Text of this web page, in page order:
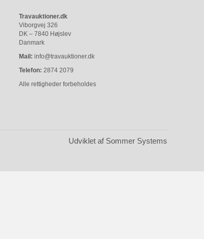
Travauktioner.dk
Viborgvej 326
DK – 7840 Højslev
Danmark
Mail: info@travauktioner.dk
Telefon: 2874 2079
Alle rettigheder forbeholdes
Udviklet af Sommer Systems